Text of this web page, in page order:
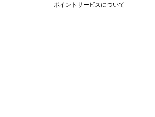
ポイントサービスについて